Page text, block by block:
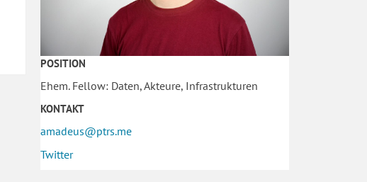
POSITION
Ehem. Fellow: Daten, Akteure, Infrastrukturen
KONTAKT
amadeus@ptrs.me
Twitter